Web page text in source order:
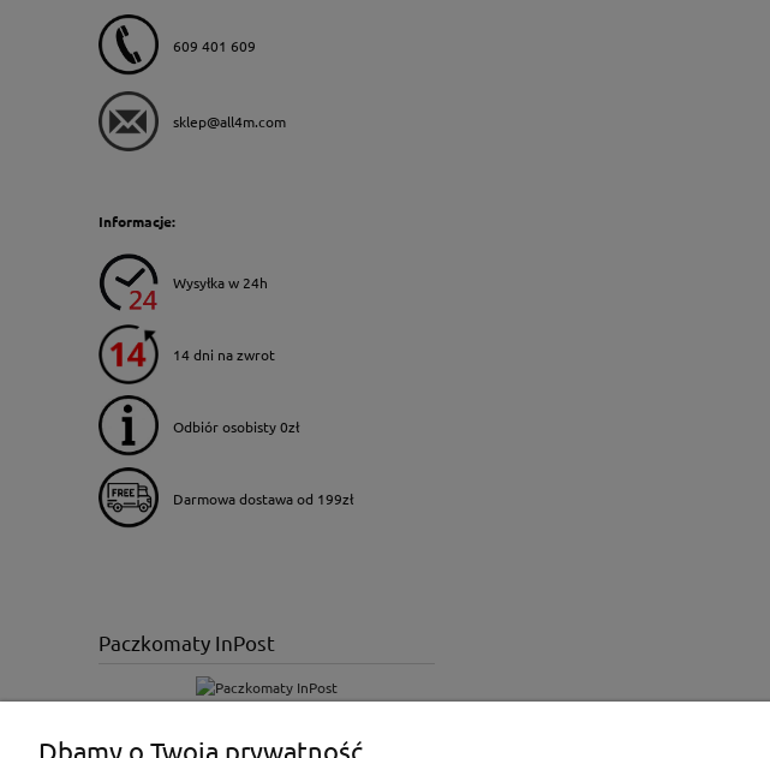
609 401 609
sklep@all4m.com
Informacje:
Wysyłka w 24h
14 dni na zwrot
Odbiór osobisty 0zł
Darmowa dostawa od 199zł
Paczkomaty InPost
Dbamy o Twoją prywatność